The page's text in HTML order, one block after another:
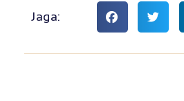
Jaga: